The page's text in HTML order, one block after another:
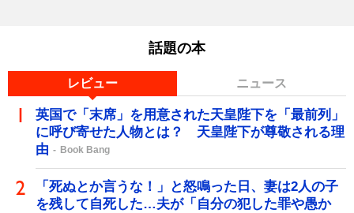
話題の本
レビュー ニュース
英国で「末席」を用意された天皇陛下を「最前列」
に呼び寄せた人物とは？ 天皇陛下が尊敬される理
由
Book Bang
「死ぬとか言うな！」と怒鳴った日、妻は2人の子
を残して自死した…夫が「自分の犯した罪や愚か